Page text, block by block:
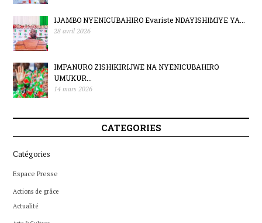
IJAMBO NYENICUBAHIRO Evariste NDAYISHIMIYE YA...
28 avril 2026
IMPANURO ZISHIKIRIJWE NA NYENICUBAHIRO
UMUKUR...
14 mars 2026
CATEGORIES
Catégories
Espace Presse
Actions de grâce
Actualité